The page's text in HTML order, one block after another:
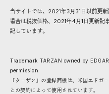
当サイトでは、2021年3月31日以前更
場合は税抜価格、2021年4月1日更新記
記しています。
Trademark TARZAN owned by
permission.
『ターザン』の登録商標は、米国エドガ
との契約によって使用されています。